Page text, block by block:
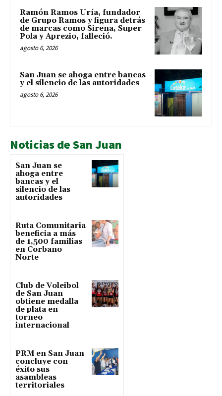
Ramón Ramos Uría, fundador
de Grupo Ramos y figura detrás
de marcas como Sirena, Super
Pola y Aprezio, falleció.
agosto 6, 2026
San Juan se ahoga entre bancas
y el silencio de las autoridades
agosto 6, 2026
Noticias de San Juan
San Juan se
ahoga entre
bancas y el
silencio de las
autoridades
Ruta Comunitaria
beneficia a más
de 1,500 familias
en Corbano
Norte
Club de Voleibol
de San Juan
obtiene medalla
de plata en
torneo
internacional
PRM en San Juan
concluye con
éxito sus
asambleas
territoriales